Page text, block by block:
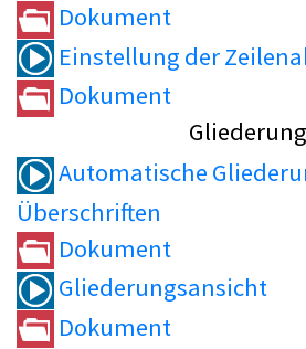
Dokument
Einstellung der
Dokument
Gliederung
Automatische
Überschriften
Dokument
Gliederungsansicht
Dokument